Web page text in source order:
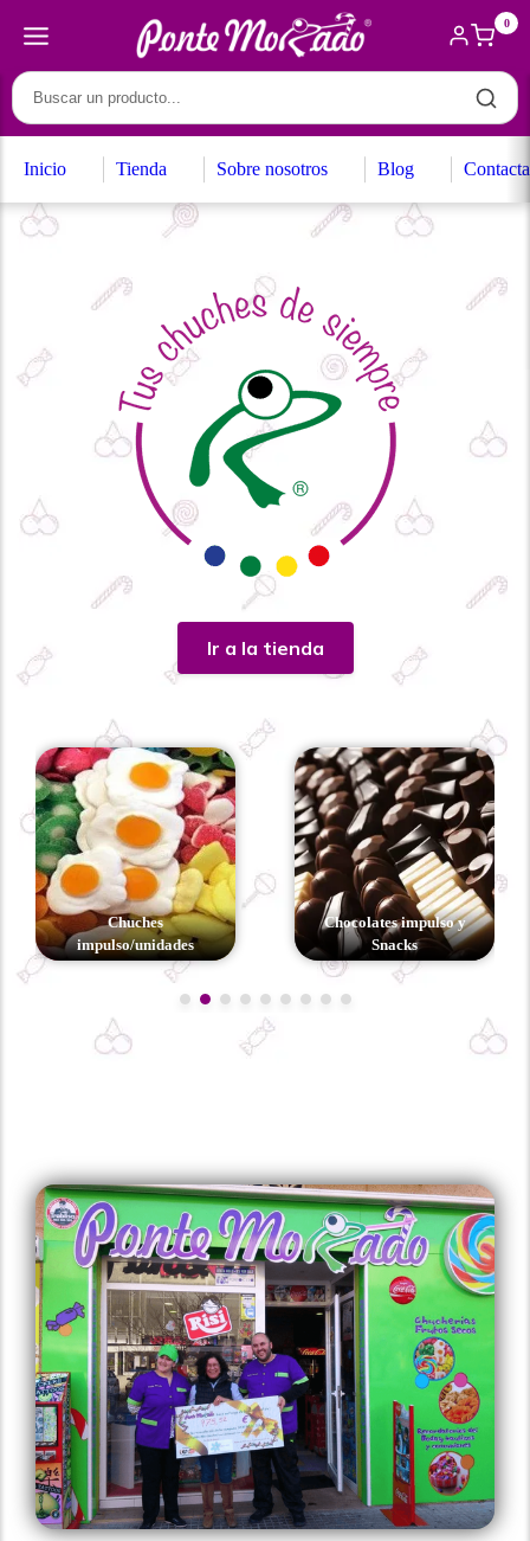
0
Inicio Tienda Sobre nosotros Blog
Ir a la tienda
Chuches
impulso/unidades
Chocolates impulso y
Snacks